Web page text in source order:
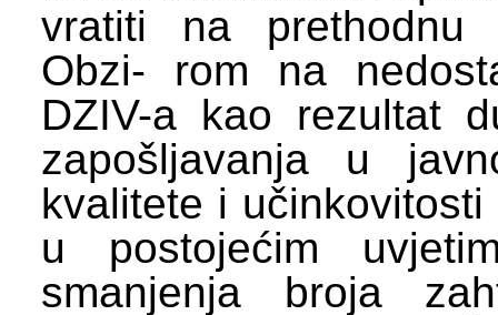
vratiti na prethodnu
Obzi- rom na
DZIV-a kao rezultat
zapošljavanja u
kvalitete i
u postojećim
smanjenja broja